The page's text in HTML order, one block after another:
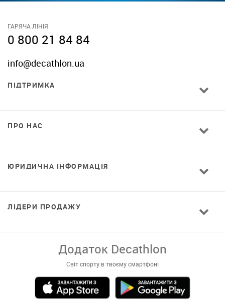
ГАРЯЧА ЛІНІЯ
0 800 21 84 84
info@decathlon.ua
ПІДТРИМКА
ПРО НАС
ЮРИДИЧНА ІНФОРМАЦІЯ
ЛІДЕРИ ПРОДАЖУ
Додаток Decathlon
Світ спорту в твоєму смартфоні